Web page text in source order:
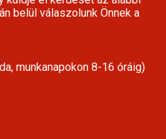
belül válaszolunk Önnek a
munkanapokon 8-16 óráig)